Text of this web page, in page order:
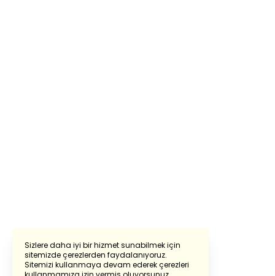
Sizlere daha iyi bir hizmet sunabilmek için
sitemizde çerezlerden faydalanıyoruz.
Sitemizi kullanmaya devam ederek çerezleri
Powered by Translate